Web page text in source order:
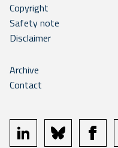
Copyright
Safety note
Disclaimer
Archive
Contact
linkedin bluesky